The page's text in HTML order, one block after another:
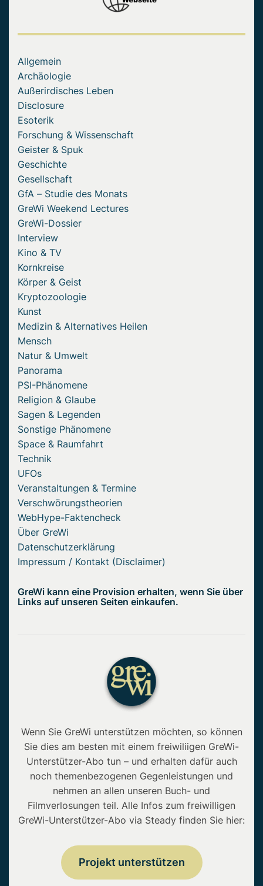
Allgemein
Archäologie
Außerirdisches Leben
Disclosure
Esoterik
Forschung & Wissenschaft
Geister & Spuk
Geschichte
Gesellschaft
GfA – Studie des Monats
GreWi Weekend Lectures
GreWi-Dossier
Interview
Kino & TV
Kornkreise
Körper & Geist
Kryptozoologie
Kunst
Medizin & Alternatives Heilen
Mensch
Natur & Umwelt
Panorama
PSI-Phänomene
Religion & Glaube
Sagen & Legenden
Sonstige Phänomene
Space & Raumfahrt
Technik
UFOs
Veranstaltungen & Termine
Verschwörungstheorien
WebHype-Faktencheck
Über GreWi
Datenschutzerklärung
Impressum / Kontakt (Disclaimer)
GreWi kann eine Provision erhalten, wenn Sie über
Links auf unseren Seiten einkaufen.
Wenn Sie GreWi unterstützen möchten, so können
Sie dies am besten mit einem freiwiliigen GreWi-
Unterstützer-Abo tun – und erhalten dafür auch
noch themenbezogenen Gegenleistungen und
nehmen an allen unseren Buch- und
Filmverlosungen teil. Alle Infos zum freiwilligen
GreWi-Unterstützer-Abo via Steady finden Sie hier:
Projekt unterstützen